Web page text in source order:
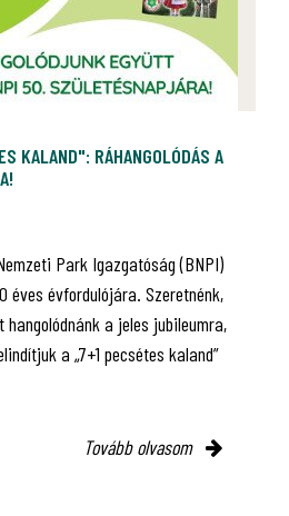
KALAND": RÁHANGOLÓDÁS A
Park Igazgatóság (BNPI)
éves évfordulójára. Szeretnénk,
a jeles jubileumra,
a „7+1 pecsétes kaland”
Tovább olvasom